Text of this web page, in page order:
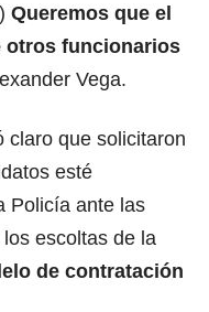
Queremos que el
otros funcionarios
Vega.
claro que solicitaron
esté
Policía ante las
escoltas de la
de contratación